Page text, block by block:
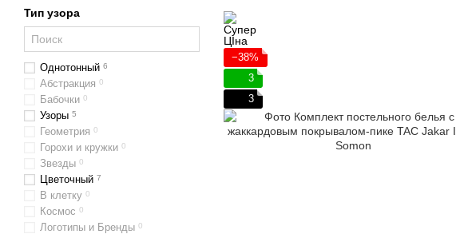
−38%
3
3
Тип узора
Однотонный 6
Абстракция 0
Бабочки 0
Узоры 5
Геометрия 0
Горохи и кружки 0
Звезды 0
Цветочный 7
В клетку 0
Космос 0
Логотипы и Бренды 0